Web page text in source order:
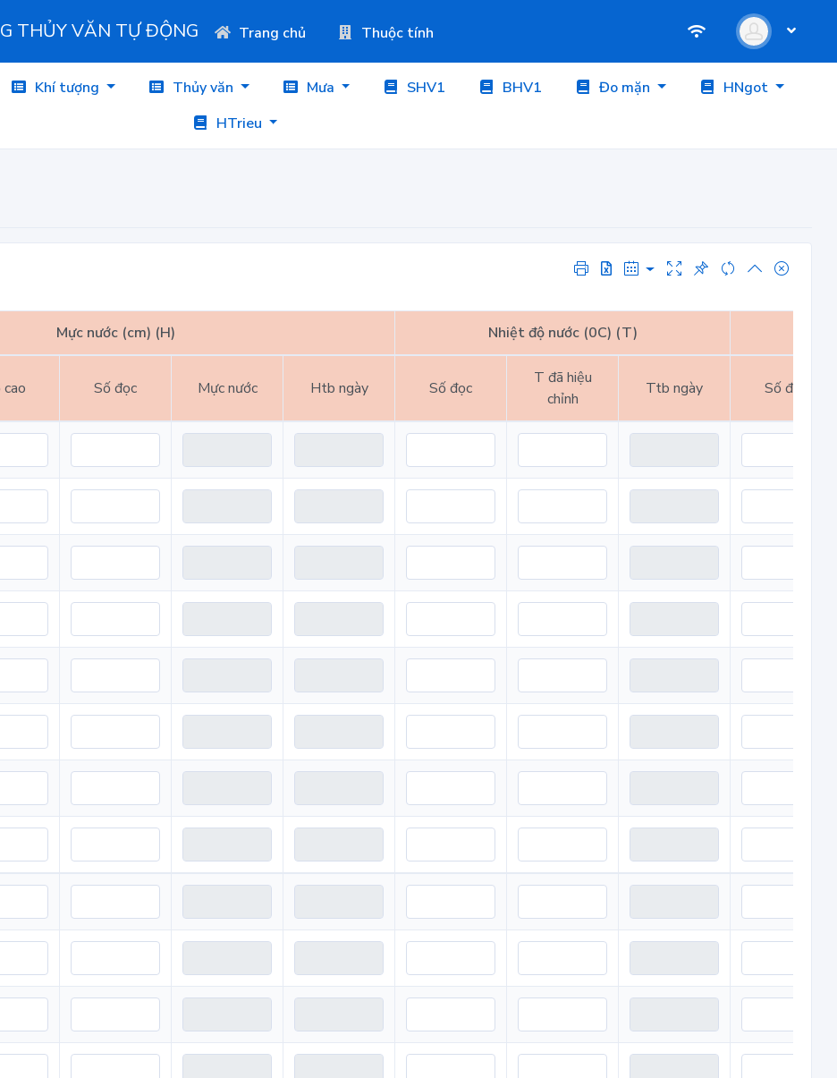
THỦY VĂN TỰ ĐỘNG Trang chủ Thuộc tính
Khí tượng Thủy văn Mưa SHV1 BHV1 Đo mặn
HNgot
HTrieu
Mực nước (cm) (H) Nhiệt độ nước (0C) (T)
Số đọc Mực nước Htb ngày Số đọc
T đã hiệu
chỉnh
Ttb ngày Số đọc